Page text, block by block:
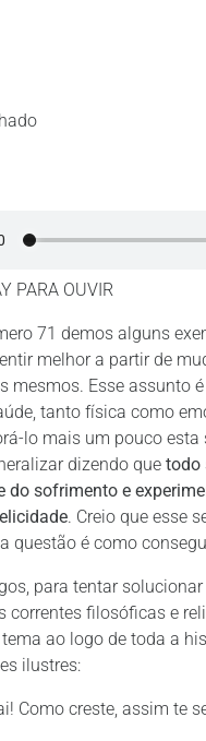
PARA OUVIR
71 demos alguns
melhor a partir de
mesmos. Esse assunto
tanto física como
lo mais um pouco esta
dizendo que todo
do sofrimento e
. Creio que esse
questão é como
para tentar
correntes filosóficas e
ao logo de toda a
ilustres:
Como creste, assim